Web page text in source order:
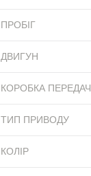
ПРОБІГ
ДВИГУН
КОРОБКА ПЕРЕДАЧ
ТИП ПРИВОДУ
КОЛІР